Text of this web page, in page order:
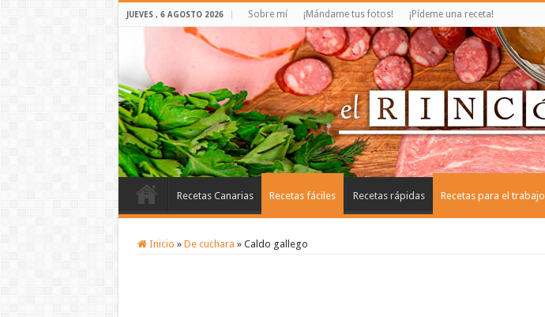
JUEVES , 6 AGOSTO 2026 Sobre mí ¡Mándame tus fotos! ¡Pídeme una receta!
Recetas Canarias Recetas fáciles Recetas rápidas Recetas para el trabajo
Inicio » De cuchara » Caldo gallego